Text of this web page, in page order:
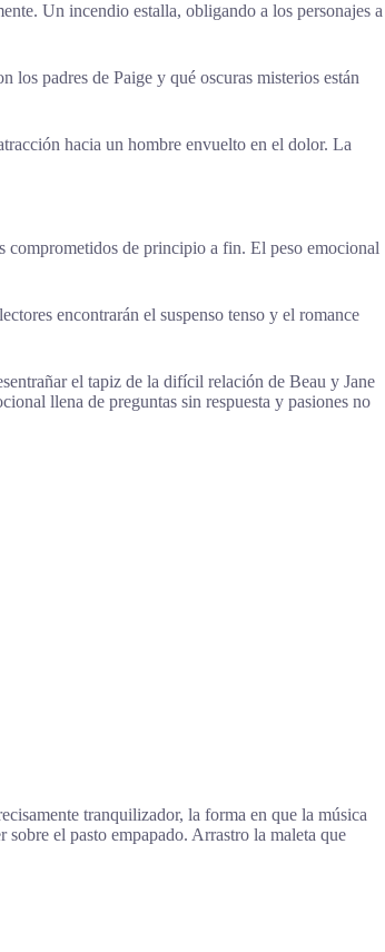
Un incendio estalla, obligando a los personajes a
padres de Paige y qué oscuras misterios están
hacia un hombre envuelto en el dolor. La
comprometidos de principio a fin. El peso emocional
encontrarán el suspenso tenso y el romance
el tapiz de la difícil relación de Beau y Jane
llena de preguntas sin respuesta y pasiones no
tranquilizador, la forma en que la música
el pasto empapado. Arrastro la maleta que